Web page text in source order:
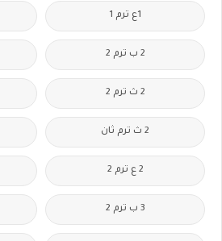
1ع ترم 1
2 ب ترم 2
2 ث ترم 2
2 ث ترم ثان
2 ع ترم 2
3 ب ترم 2